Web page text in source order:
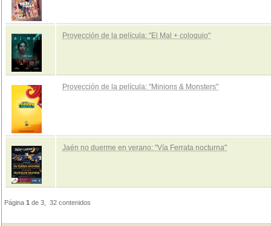
Proyección de la película: "El Mal + coloquio"
Proyección de la película: "Minions & Monsters"
Jaén no duerme en verano: "Vía Ferrata nocturna"
Página 1 de 3, 32 contenidos